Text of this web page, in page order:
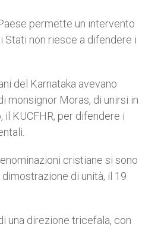
permette un intervento
Stati non riesce a difendere i
del Karnataka avevano
monsignor Moras, di unirsi in
il KUCFHR, per difendere i
cristiane si sono
dimostrazione di unità, il 19
una direzione tricefala, con